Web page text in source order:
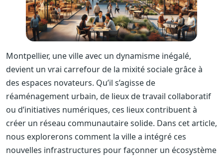
Montpellier, une ville avec un dynamisme inégalé,
devient un vrai carrefour de la mixité sociale grâce à
des espaces novateurs. Qu’il s’agisse de
réaménagement urbain, de lieux de travail collaboratif
ou d’initiatives numériques, ces lieux contribuent à
créer un réseau communautaire solide. Dans cet article,
nous explorerons comment la ville a intégré ces
nouvelles infrastructures pour façonner un écosystème